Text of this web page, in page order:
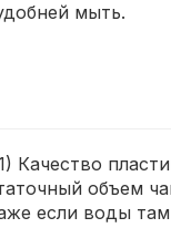
мыть.
Качество
объем
если воды